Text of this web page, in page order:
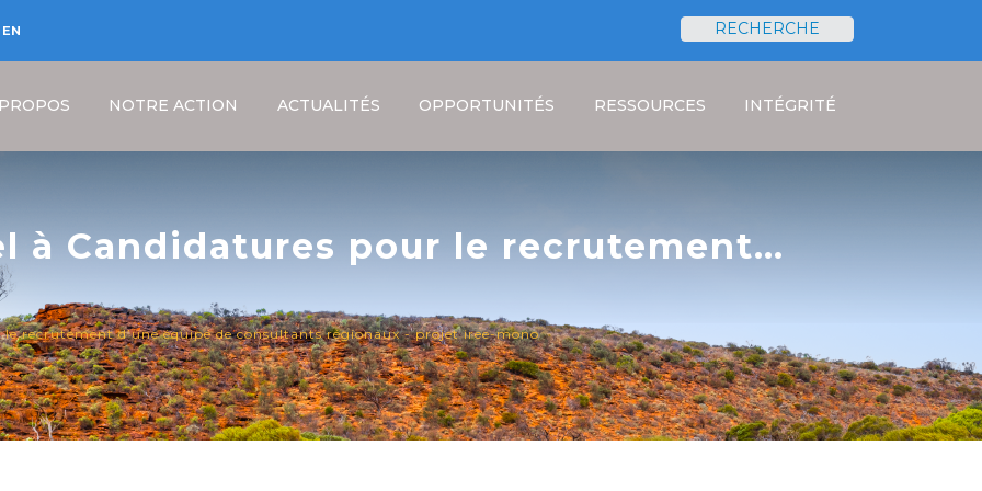
EN
RECHERCHE
NOTRE ACTION ACTUALITÉS OPPORTUNITÉS RESSOURCES INTÉGRITÉ
à Candidatures pour le recrutement
Régionaux - Projet IREE-Mono
Fil
d'Ariane
recrutement d’une équipe de consultants régionaux - projet iree-mono